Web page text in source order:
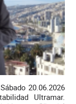
20.06.2026
Ultramar.